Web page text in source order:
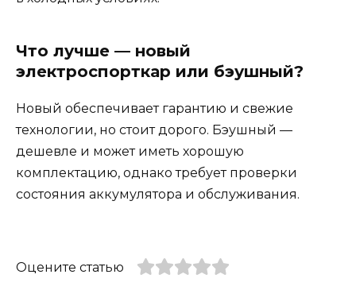
Что лучше — новый
электроспорткар или бэушный?
Новый обеспечивает гарантию и свежие
технологии, но стоит дорого. Бэушный —
дешевле и может иметь хорошую
комплектацию, однако требует проверки
состояния аккумулятора и обслуживания.
Оцените статью